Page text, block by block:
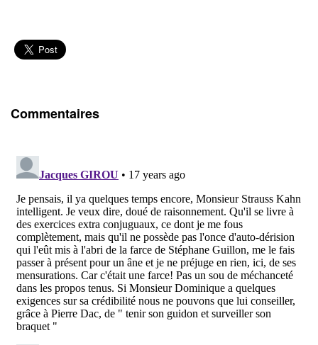
Commentaires